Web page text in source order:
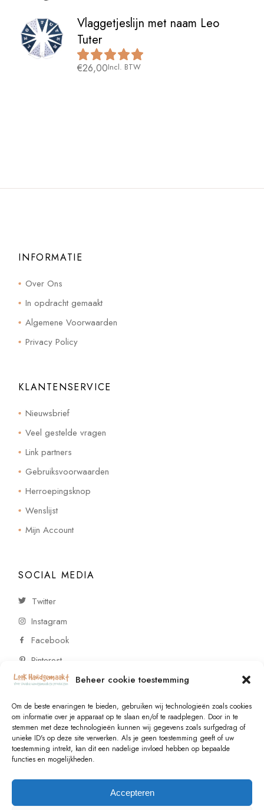
Beheer cookie toestemming
Om de beste ervaringen te bieden, gebruiken wij technologieën zoals cookies
om informatie over je apparaat op te slaan en/of te raadplegen. Door in te
stemmen met deze technologieën kunnen wij gegevens zoals surfgedrag of
unieke ID's op deze site verwerken. Als je geen toestemming geeft of uw
toestemming intrekt, kan dit een nadelige invloed hebben op bepaalde
functies en mogelijkheden.
Accepteren
Vlaggetjeslijn met naam Leo
Tuter
€26,00Incl. BTW
INFORMATIE
Over Ons
In opdracht gemaakt
Algemene Voorwaarden
Privacy Policy
KLANTENSERVICE
Nieuwsbrief
Veel gestelde vragen
Link partners
Gebruiksvoorwaarden
Herroepingsknop
Wenslijst
Mijn Account
SOCIAL MEDIA
Twitter
Instagram
Facebook
Pinterest
CONTACT
Vragen of wensen? Neem contact op!
+31 (0)6 229 021 29